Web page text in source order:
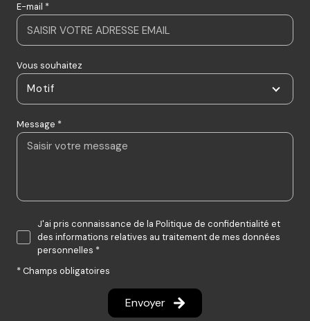
E-mail *
Vous souhaitez
Motif
Message *
J'ai pris connaissance de la Politique de confidentialité et
des informations relatives au traitement de mes données
personnelles *
* Champs obligatoires
Envoyer